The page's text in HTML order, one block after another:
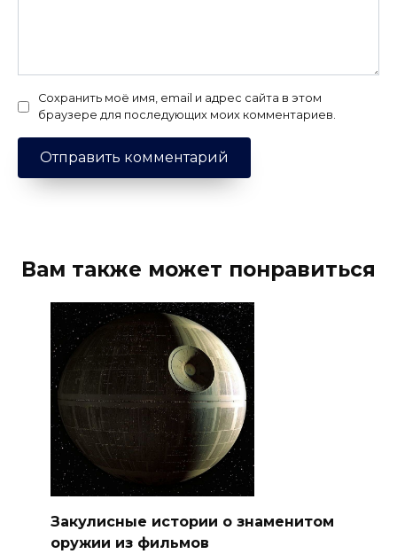
Сохранить моё имя, email и адрес сайта в этом
браузере для последующих моих комментариев.
Вам также может понравиться
Закулисные истории о знаменитом
оружии из фильмов